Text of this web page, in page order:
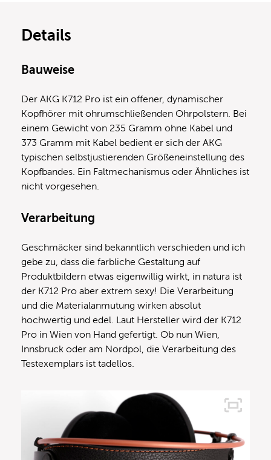
Details
Bauweise
Der AKG K712 Pro ist ein offener, dynamischer
Kopfhörer mit ohrumschließenden Ohrpolstern. Bei
einem Gewicht von 235 Gramm ohne Kabel und
373 Gramm mit Kabel bedient er sich der AKG
typischen selbstjustierenden Größeneinstellung des
Kopfbandes. Ein Faltmechanismus oder Ähnliches ist
nicht vorgesehen.
Verarbeitung
Geschmäcker sind bekanntlich verschieden und ich
gebe zu, dass die farbliche Gestaltung auf
Produktbildern etwas eigenwillig wirkt, in natura ist
der K712 Pro aber extrem sexy! Die Verarbeitung
und die Materialanmutung wirken absolut
hochwertig und edel. Laut Hersteller wird der K712
Pro in Wien von Hand gefertigt. Ob nun Wien,
Innsbruck oder am Nordpol, die Verarbeitung des
Testexemplars ist tadellos.